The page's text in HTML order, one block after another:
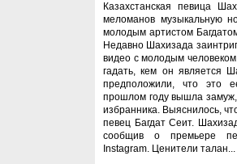
Казахстанская певица
меломанов музыкальную
молодым артистом
Недавно Шахизада
видео с молодым
гадать, кем он является
предположили, что это
прошлом году вышла замуж,
избранника. Выяснилось,
певец Багдат Сеит.
сообщив о премьере
Instagram. Ценители талан...